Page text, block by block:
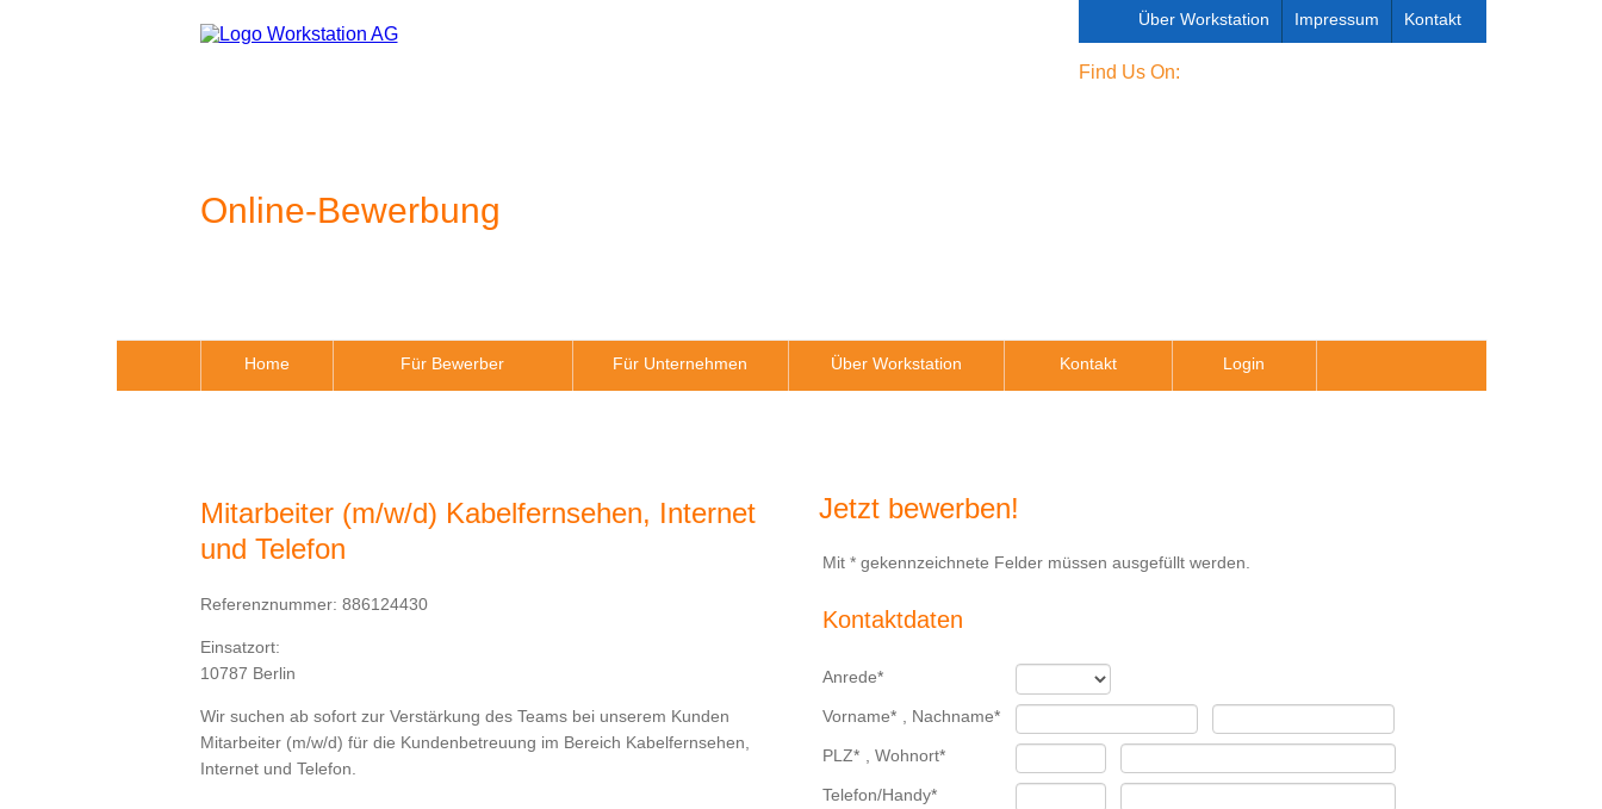
Über Workstation Impressum Kontakt
Find Us On:
Online-Bewerbung
Home Für Bewerber Für Unternehmen Über Workstation Kontakt Login
Mitarbeiter (m/w/d) Kabelfernsehen, Internet
und Telefon
Referenznummer: 886124430
Einsatzort:
10787 Berlin
Wir suchen ab sofort zur Verstärkung des Teams bei unserem Kunden
Mitarbeiter (m/w/d) für die Kundenbetreuung im Bereich Kabelfernsehen,
Internet und Telefon.
Jetzt bewerben!
Mit * gekennzeichnete Felder müssen ausgefüllt werden.
Kontaktdaten
Anrede*
Vorname* Nachname*
PLZ* Wohnort*
Telefon/Handy*